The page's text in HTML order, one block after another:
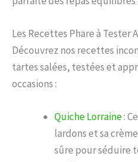
Les Recettes Phare à Tester
Découvrez nos recettes
tartes salées, testées et
occasions :
Quiche Lorraine:
lardons et sa
sûre pour séduire